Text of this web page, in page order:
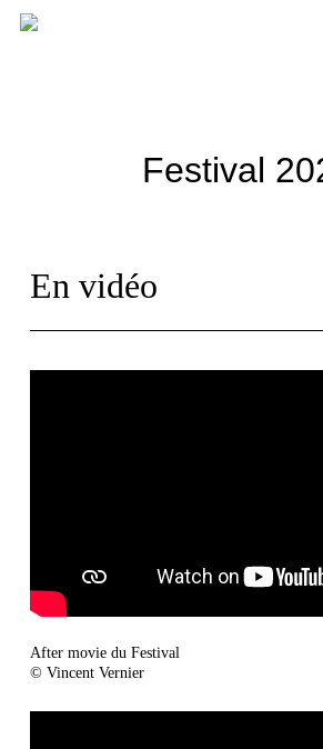
Skip
Festival
En vidéo
After movie du Festival
© Vincent Vernier